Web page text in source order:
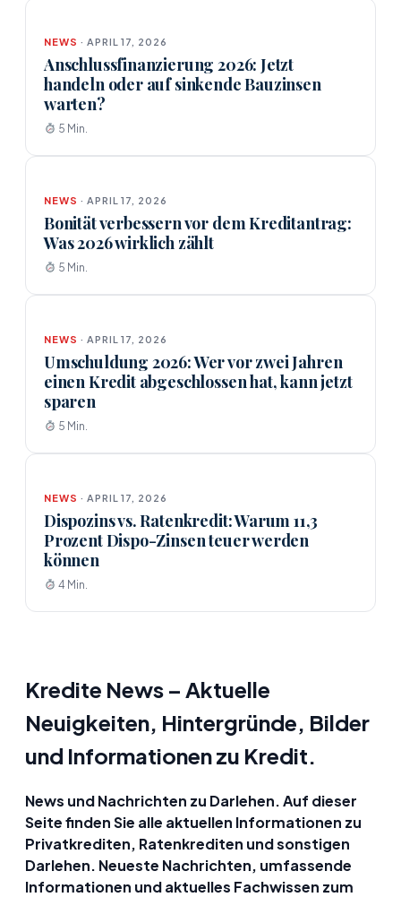
NEWS · APRIL 17, 2026
Anschlussfinanzierung 2026: Jetzt
handeln oder auf sinkende Bauzinsen
warten?
5 Min.
NEWS · APRIL 17, 2026
Bonität verbessern vor dem Kreditantrag:
Was 2026 wirklich zählt
5 Min.
NEWS · APRIL 17, 2026
Umschuldung 2026: Wer vor zwei Jahren
einen Kredit abgeschlossen hat, kann jetzt
sparen
5 Min.
NEWS · APRIL 17, 2026
Dispozins vs. Ratenkredit: Warum 11,3
Prozent Dispo-Zinsen teuer werden
können
4 Min.
Kredite News – Aktuelle
Neuigkeiten, Hintergründe, Bilder
und Informationen zu Kredit.
News und Nachrichten zu Darlehen. Auf dieser
Seite finden Sie alle aktuellen Informationen zu
Privatkrediten, Ratenkrediten und sonstigen
Darlehen. Neueste Nachrichten, umfassende
Informationen und aktuelles Fachwissen zum